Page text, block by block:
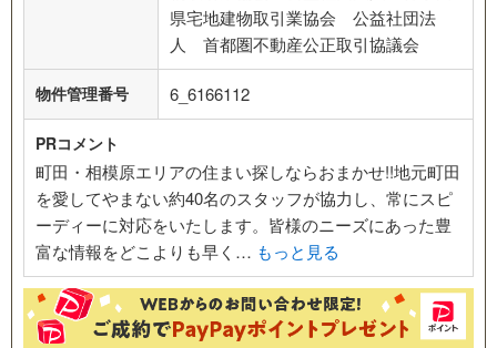
県宅地建物取引業協会 公益社団法
人 首都圏不動産公正取引協議会
物件管理番号 6_6166112
PRコメント
町田・相模原エリアの住まい探しならおまかせ!!地元町田
を愛してやまない約40名のスタッフが協力し、常にスピ
ーディーに対応をいたします。皆様のニーズにあった豊
富な情報をどこよりも早く… もっと見る